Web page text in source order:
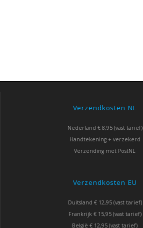
Verzendkosten NL
Nederland € 8,95 (vast tarief)
Handtekening + verzekerd
Verzending met PostNL
Verzendkosten EU
Duitsland € 12,95 (vast tarief)
Frankrijk € 15,95 (vast tarief)
België € 12,95 (vast tarief)